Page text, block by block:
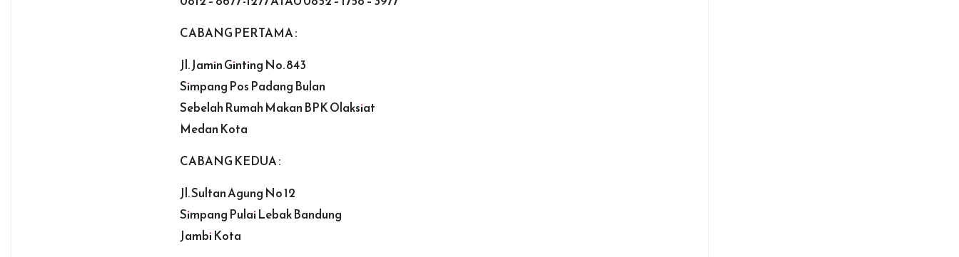
CABANG PERTAMA :
Jl. Jamin Ginting No. 843
Simpang Pos Padang Bulan
Sebelah Rumah Makan BPK Olaksiat
Medan Kota
CABANG KEDUA :
Jl. Sultan Agung No 12
Simpang Pulai Lebak Bandung
Jambi Kota